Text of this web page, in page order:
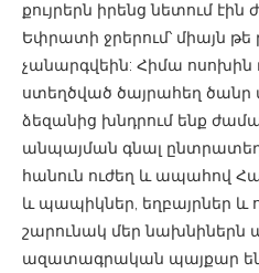
քույրերն իրենց նետում էին
Եփրատի ջրերում՝ միայն թե
չանարգվեին: Հիմա ոսոխին
ստեղծված ծայրահեղ ծանր
ձեզանից խնդրում ենք
անպայման գնալ
հանուն ուժեղ և ապահով
և պապիկներ, եղբայրներ և
շարունակ մեր նախնիներն
ազատագրական պայքար են